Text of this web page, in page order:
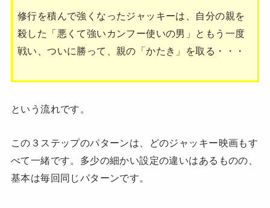
修行を積んで強くなったジャッキーは、自分の親を
殺した「悪くて強いカンフー使いの男」ともう一度
戦い、ついに勝って、親の「かたき」を取る・・・
という流れです。
この３ステップのパターンは、どのジャッキー映画もす
べて一緒です。多少の細かい設定の違いはあるものの、
基本は毎回同じパターンです。